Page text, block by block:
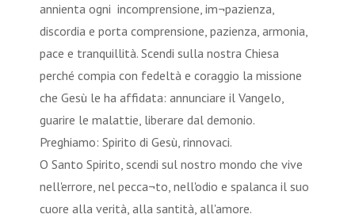
annienta ogni incomprensione, im¬pazienza,
discordia e porta comprensione, pazienza, armonia,
pace e tranquillità. Scendi sulla nostra Chiesa
perché compia con fedeltà e coraggio la missione
che Gesù le ha affidata: annunciare il Vangelo,
guarire le malattie, liberare dal demonio.
Preghiamo: Spirito di Gesù, rinnovaci.
O Santo Spirito, scendi sul nostro mondo che vive
nell'errore, nel pecca¬to, nell'odio e spalanca il suo
cuore alla verità, alla santità, all'amore.